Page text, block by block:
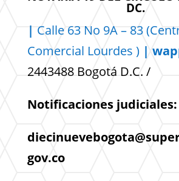
DC.
| Calle 63 No 9A – 83
Comercial Lourdes ) |
2443488 Bogotá D.C. /
Notificaciones judiciales:
gov.co